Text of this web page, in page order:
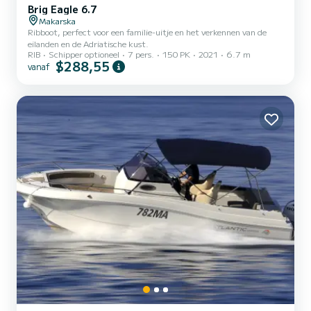
Brig Eagle 6.7
Makarska
Ribboot, perfect voor een familie-uitje en het verkennen van de
eilanden en de Adriatische kust.
RIB
Schipper optioneel 7 pers. 150 PK 2021 6.7 m
vanaf $288,55